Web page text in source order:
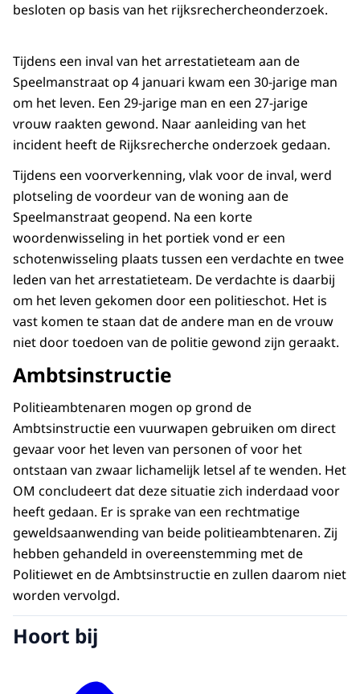
besloten op basis van het rijksrechercheonderzoek.
Tijdens een inval van het arrestatieteam aan de
Speelmanstraat op 4 januari kwam een 30-jarige man
om het leven. Een 29-jarige man en een 27-jarige
vrouw raakten gewond. Naar aanleiding van het
incident heeft de Rijksrecherche onderzoek gedaan.
Tijdens een voorverkenning, vlak voor de inval, werd
plotseling de voordeur van de woning aan de
Speelmanstraat geopend. Na een korte
woordenwisseling in het portiek vond er een
schotenwisseling plaats tussen een verdachte en twee
leden van het arrestatieteam. De verdachte is daarbij
om het leven gekomen door een politieschot. Het is
vast komen te staan dat de andere man en de vrouw
niet door toedoen van de politie gewond zijn geraakt.
Ambtsinstructie
Politieambtenaren mogen op grond de
Ambtsinstructie een vuurwapen gebruiken om direct
gevaar voor het leven van personen of voor het
ontstaan van zwaar lichamelijk letsel af te wenden. Het
OM concludeert dat deze situatie zich inderdaad voor
heeft gedaan. Er is sprake van een rechtmatige
geweldsaanwending van beide politieambtenaren. Zij
hebben gehandeld in overeenstemming met de
Politiewet en de Ambtsinstructie en zullen daarom niet
worden vervolgd.
Hoort bij